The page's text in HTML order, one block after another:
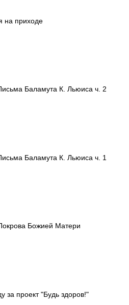
на приходе
Баламута К. Льюиса ч. 2
Баламута К. Льюиса ч. 1
Божией Матери
за проект "Будь здоров!"